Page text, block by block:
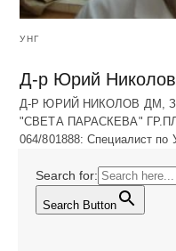
УНГ
Д-р Юрий
Д-Р ЮРИЙ НИКОЛОВ ДМ,
"СВЕТА ПАРАСКЕВА"
064/801888: Специалист по
Search for:
Search Button